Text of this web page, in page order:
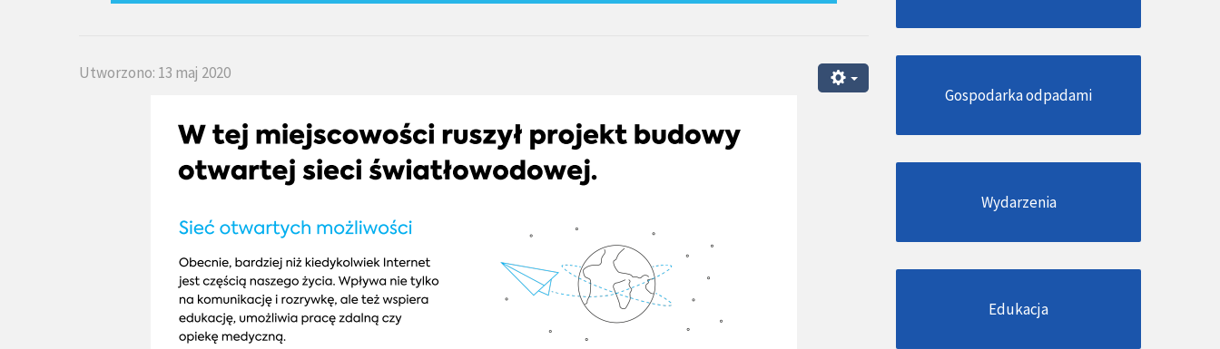
Utworzono: 13 maj 2020
Gospodarka odpadami
Wydarzenia
Edukacja